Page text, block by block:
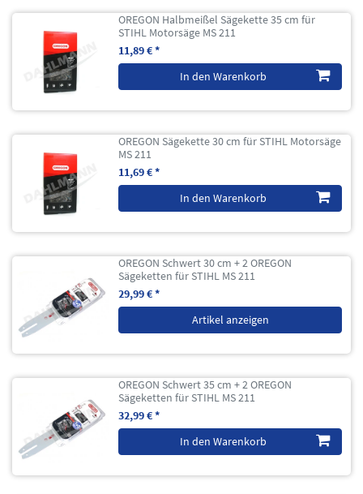
OREGON Halbmeißel Sägekette 35 cm für
STIHL Motorsäge MS 211
11,89 € *
In den Warenkorb
OREGON Sägekette 30 cm für STIHL Motorsäge
MS 211
11,69 € *
In den Warenkorb
OREGON Schwert 30 cm + 2 OREGON
Sägeketten für STIHL MS 211
29,99 € *
Artikel anzeigen
OREGON Schwert 35 cm + 2 OREGON
Sägeketten für STIHL MS 211
32,99 € *
In den Warenkorb